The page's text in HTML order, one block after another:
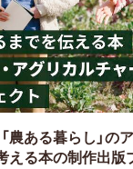
農ある暮らし」の
える本の制作出版